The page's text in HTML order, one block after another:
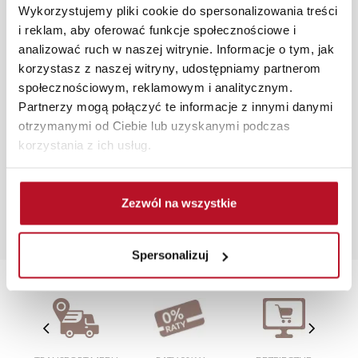
Wykorzystujemy pliki cookie do spersonalizowania treści
i reklam, aby oferować funkcje społecznościowe i
analizować ruch w naszej witrynie. Informacje o tym, jak
korzystasz z naszej witryny, udostępniamy partnerom
społecznościowym, reklamowym i analitycznym.
Partnerzy mogą połączyć te informacje z innymi danymi
otrzymanymi od Ciebie lub uzyskanymi podczas
korzystania z ich usług.
Zezwól na wszystkie
Spersonalizuj
zamówień internetowych czas dostawy wynosi do 5 dni
roboczych, również na terenie całego kraju. Wszystkie
zamówienia powyżej 1000 zł dostarczamy gratis
niezależnie od miejsca złożenia zamówienia.
Zdjęcia produktów mają charakter poglądowy.
Rzeczywiste kolory i struktura materiałów mogą różnić
się od widocznych na ekranie, zależnie od ustawień
duża szafka na buty|fotel jednoosobowy
jednoosobowa|białe łazienki|fotel obrotowy bez